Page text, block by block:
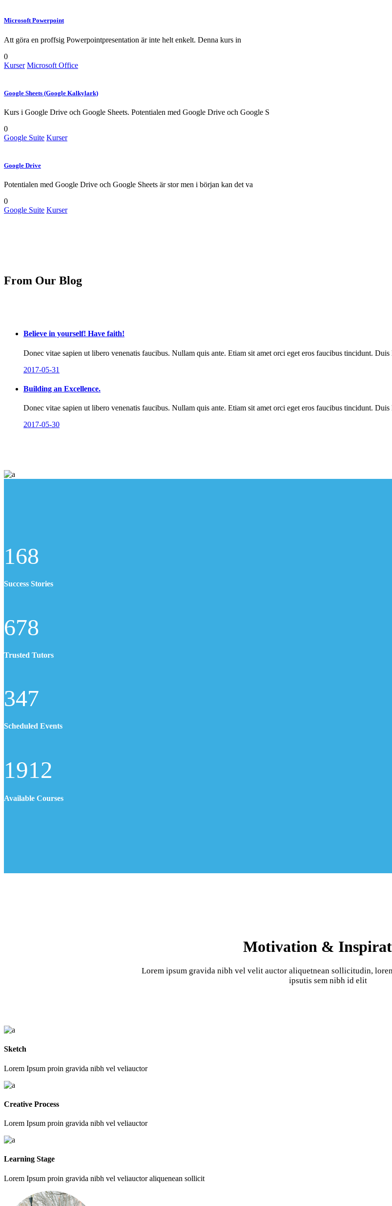
Microsoft Powerpoint
Att göra en proffsig Powerpointpresentation är inte helt enkelt. Denna kurs in
0
Kurser Microsoft Office
Google Sheets (Google Kalkylark)
Kurs i Google Drive och Google Sheets. Potentialen med Google Drive och Google S
0
Google Suite Kurser
Google Drive
Potentialen med Google Drive och Google Sheets är stor men i början kan det va
0
Google Suite Kurser
From Our Blog
Believe in yourself! Have faith!
Donec vitae sapien ut libero venenatis faucibus. Nullam quis ante. Etiam sit amet orci eget eros faucibus tincidunt.
2017-05-31
Building an Excellence.
Donec vitae sapien ut libero venenatis faucibus. Nullam quis ante. Etiam sit amet orci eget eros faucibus tincidunt.
2017-05-30
168
Success Stories
678
Trusted Tutors
347
Scheduled Events
1912
Available Courses
Motivation &
Lorem ipsum gravida nibh vel velit auctor aliquetnean sollicitudin,
ipsutis sem nibh id elit
Sketch
Lorem Ipsum proin gravida nibh vel veliauctor
Creative Process
Lorem Ipsum proin gravida nibh vel veliauctor
Learning Stage
Lorem Ipsum proin gravida nibh vel veliauctor aliquenean sollicit